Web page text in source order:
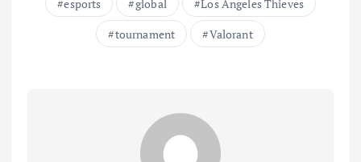
esports
global
Los Angeles Thieves
tournament
Valorant